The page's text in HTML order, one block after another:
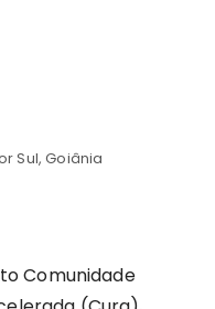
Sul, Goiânia
Comunidade